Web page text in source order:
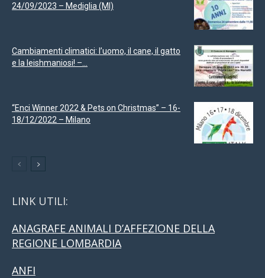
24/09/2023 – Mediglia (MI)
Cambiamenti climatici: l’uomo, il cane, il gatto
e la leishmaniosi! –...
“Enci Winner 2022 & Pets on Christmas” – 16-
18/12/2022 – Milano
LINK UTILI:
ANAGRAFE ANIMALI D’AFFEZIONE DELLA
REGIONE LOMBARDIA
ANFI